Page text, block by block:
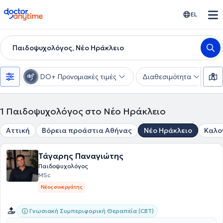
doctoranytime EL
Παιδοψυχολόγος, Νέο Ηράκλειο
DO+ Προνομιακές τιμές Διαθεσιμότητα
1 Παιδοψυχολόγος στο Νέο Ηράκλειο
Αττική Βόρεια προάστια Αθήνας Νέο Ηράκλειο
Τάγαρης Παναγιώτης
Παιδοψυχολόγος
MSc
Νέος συνεργάτης
Γνωσιακή Συμπεριφορική Θεραπεία (CBT)